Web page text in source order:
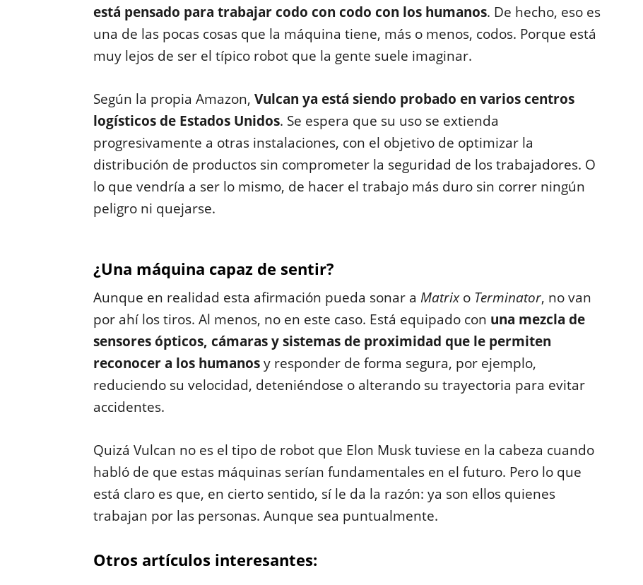
está pensado para trabajar codo con codo con los humanos. De hecho, eso es
una de las pocas cosas que la máquina tiene, más o menos, codos. Porque está
muy lejos de ser el típico robot que la gente suele imaginar.
Según la propia Amazon, Vulcan ya está siendo probado en varios centros
logísticos de Estados Unidos. Se espera que su uso se extienda
progresivamente a otras instalaciones, con el objetivo de optimizar la
distribución de productos sin comprometer la seguridad de los trabajadores. O
lo que vendría a ser lo mismo, de hacer el trabajo más duro sin correr ningún
peligro ni quejarse.
¿Una máquina capaz de sentir?
Aunque en realidad esta afirmación pueda sonar a Matrixo Terminator, no van
por ahí los tiros. Al menos, no en este caso. Está equipado con una mezcla de
sensores ópticos, cámaras y sistemas de proximidad que le permiten
reconocer a los humanosy responder de forma segura, por ejemplo,
reduciendo su velocidad, deteniéndose o alterando su trayectoria para evitar
accidentes.
Quizá Vulcan no es el tipo de robot que Elon Musk tuviese en la cabeza cuando
habló de que estas máquinas serían fundamentales en el futuro. Pero lo que
está claro es que, en cierto sentido, sí le da la razón: ya son ellos quienes
trabajan por las personas. Aunque sea puntualmente.
Otros artículos interesantes: